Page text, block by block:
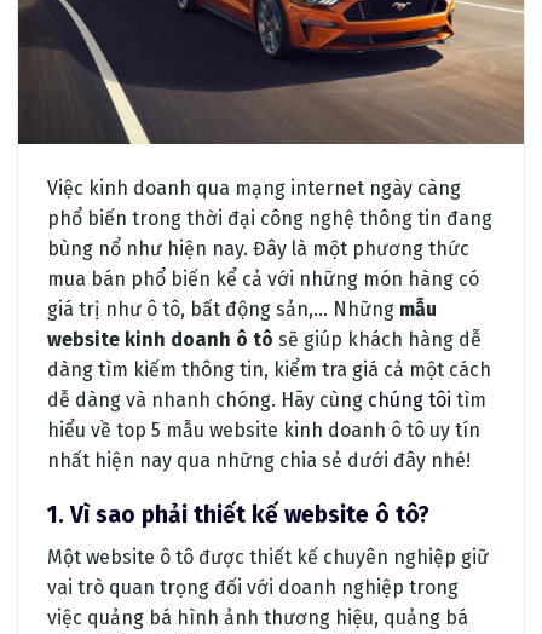
Việc kinh doanh qua mạng internet ngày càng
phổ biến trong thời đại công nghệ thông tin đang
bùng nổ như hiện nay. Đây là một phương thức
mua bán phổ biến kể cả với những món hàng có
giá trị như ô tô, bất động sản,… Những mẫu
website kinh doanh ô tô sẽ giúp khách hàng dễ
dàng tìm kiếm thông tin, kiểm tra giá cả một cách
dễ dàng và nhanh chóng. Hãy cùng chúng tôi tìm
hiểu về top 5 mẫu website kinh doanh ô tô uy tín
nhất hiện nay qua những chia sẻ dưới đây nhé!
1. Vì sao phải thiết kế website ô tô?
Một website ô tô được thiết kế chuyên nghiệp giữ
vai trò quan trọng đối với doanh nghiệp trong
việc quảng bá hình ảnh thương hiệu, quảng bá